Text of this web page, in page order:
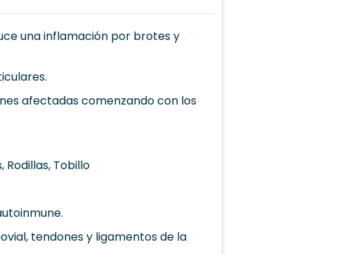
una inflamación por brotes y
afectadas comenzando con los
Tobillo
tendones y ligamentos de la